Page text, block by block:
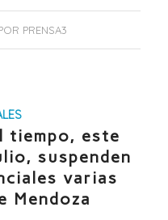
PRENSA3
tiempo, este
suspenden
varias
Mendoza